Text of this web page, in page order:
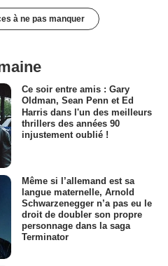
à ne pas manquer
Ce soir entre amis : Gary
Oldman, Sean Penn et Ed
Harris dans l'un des meilleurs
thrillers des années 90
injustement oublié !
Même si l’allemand est sa
langue maternelle, Arnold
Schwarzenegger n’a pas eu le
droit de doubler son propre
personnage dans la saga
Terminator